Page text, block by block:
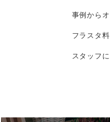
事例から
フラスタ
スタッフ